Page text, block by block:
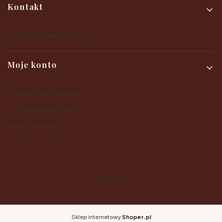
Kontakt
Moje konto
Sklep internetowy Shoper.pl